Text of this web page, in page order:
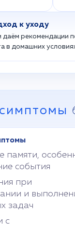
к уходу
даём рекомендации
в домашних
памяти,
события
при
и
задач
с